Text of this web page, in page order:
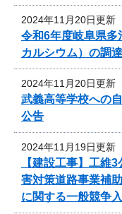
2024年11月20日更新
令和6年度岐阜県多
カルシウム）の調
2024年11月20日更新
武義高等学校への
公告
2024年11月19日更新
【建設工事】工
害対策道路事業補
に関する一般競争